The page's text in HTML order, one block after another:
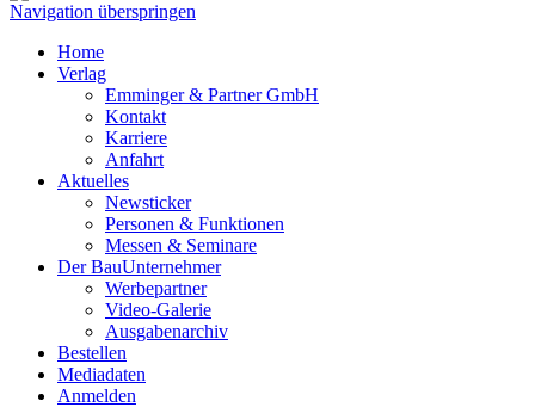
Navigation überspringen
Home
Verlag
Emminger & Partner GmbH
Kontakt
Karriere
Anfahrt
Aktuelles
Newsticker
Personen & Funktionen
Messen & Seminare
Der BauUnternehmer
Werbepartner
Video-Galerie
Ausgabenarchiv
Bestellen
Mediadaten
Anmelden